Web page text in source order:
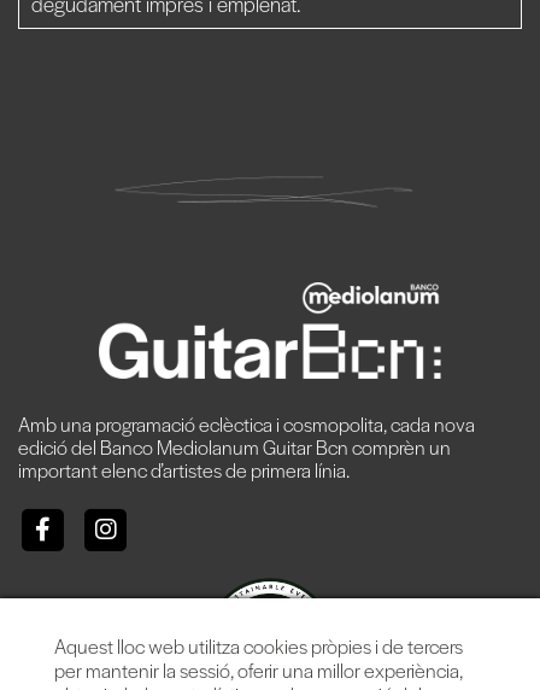
Amb una programació eclèctica i cosmopolita, cada nova
edició del Banco Mediolanum Guitar Bcn comprèn un
important elenc d’artistes de primera línia.
Aquest lloc web utilitza cookies pròpies i de tercers
per mantenir la sessió, oferir una millor experiència,